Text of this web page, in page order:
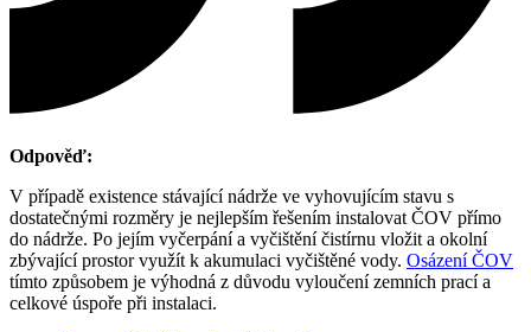
Odpověď:
V případě existence stávající nádrže ve vyhovujícím stavu s
dostatečnými rozměry je nejlepším řešením instalovat ČOV přímo
do nádrže. Po jejím vyčerpání a vyčištění čistírnu vložit a okolní
zbývající prostor využít k akumulaci vyčištěné vody. Osázení ČOV
tímto způsobem je výhodná z důvodu vyloučení zemních prací a
celkové úspoře při instalaci.